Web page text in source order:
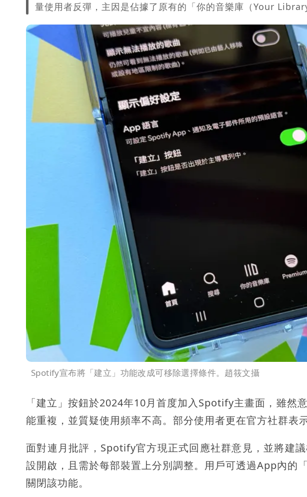
量使用者反彈，主因是佔據了原有的「你的音樂庫（Your
Spotify宣布將「建立」功能改成可移除選擇條件。趙筱文攝
「建立」按鈕於2024年10月首度加入Spotify主畫面，雖然
能重複，並質疑使用頻率不高。部分使用者更在官方社群表
面對連月批評，Spotify官方現正式回應社群意見，並將建
設開啟，且需於每部裝置上分別調整。用戶可透過App內的
關閉該功能。